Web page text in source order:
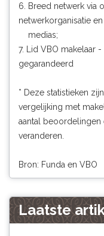
6. Breed netwerk via
netwerkorganisatie en
medias;
7. Lid VBO makelaar
gegarandeerd
* Deze statistieken
vergelijking met
aantal beoordelingen
veranderen.
Bron: Funda en VBO
Laatste